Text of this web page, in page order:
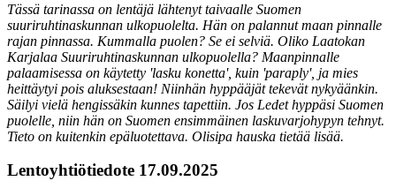
Tässä tarinassa on lentäjä lähtenyt taivaalle Suomen
suuriruhtinaskunnan ulkopuolelta. Hän on palannut maan pinnalle
rajan pinnassa. Kummalla puolen? Se ei selviä. Oliko Laatokan
Karjalaa Suuriruhtinaskunnan ulkopuolella? Maanpinnalle
palaamisessa on käytetty 'lasku konetta', kuin 'paraply', ja mies
heittäytyi pois aluksestaan! Niinhän hyppääjät tekevät nykyäänkin.
Säilyi vielä hengissäkin kunnes tapettiin. Jos Ledet hyppäsi Suomen
puolelle, niin hän on Suomen ensimmäinen laskuvarjohypyn tehnyt.
Tieto on kuitenkin epäluotettava. Olisipa hauska tietää lisää.
Lentoyhtiötiedote 17.09.2025